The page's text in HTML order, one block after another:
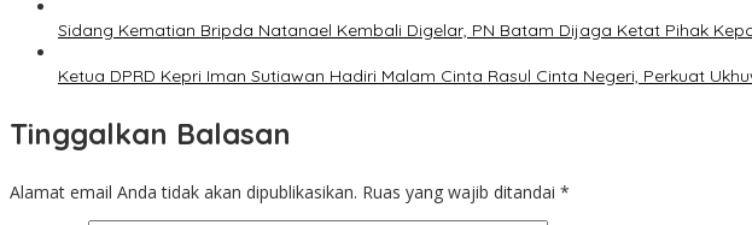
Sidang Kematian Bripda Natanael Kembali Digelar, PN Batam Dijaga Ketat Pihak
Ketua DPRD Kepri Iman Sutiawan Hadiri Malam Cinta Rasul Cinta Negeri, Perkuat
Tinggalkan Balasan
Alamat email Anda tidak akan dipublikasikan. Ruas yang wajib ditandai *